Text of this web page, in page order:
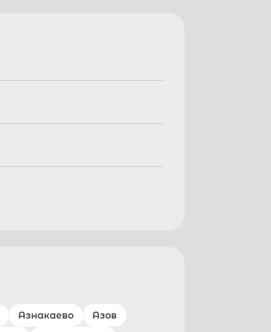
Азнакаево Азов